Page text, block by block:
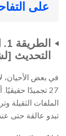
على
التحديث
27 تجميدًا
الملفات الثقيلة
تبدو عالقة حتى